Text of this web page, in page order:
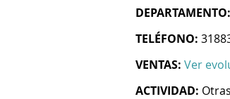
DEPARTAMENTO:
TELÉFONO:
VENTAS: Ver
ACTIVIDAD: